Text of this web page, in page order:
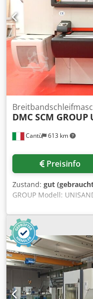
Cantù 613 km
DMC SCM GROUP
Preisinfo
Zustand: gut
GROUP Modell:
Automatische
Einlauf zur Bearbeitung
Platten, Holztüren,
und diversen weiteren
Technische Daten:
Minimale
400 mm Min./max.